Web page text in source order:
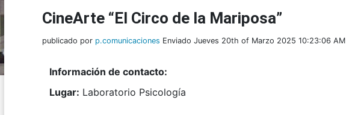
CineArte “El Circo de la Mariposa”
publicado por p.comunicaciones Enviado Jueves 20th of Marzo 2025 10:23:06 AM
Información de contacto:
Lugar: Laboratorio Psicología